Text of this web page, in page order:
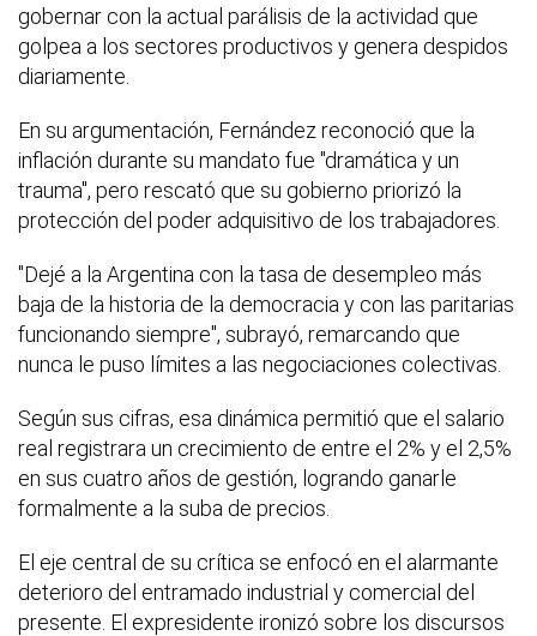
gobernar con la actual parálisis de la actividad que
golpea a los sectores productivos y genera despidos
diariamente.
En su argumentación, Fernández reconoció que la
inflación durante su mandato fue "dramática y un
trauma", pero rescató que su gobierno priorizó la
protección del poder adquisitivo de los trabajadores.
"Dejé a la Argentina con la tasa de desempleo más
baja de la historia de la democracia y con las paritarias
funcionando siempre", subrayó, remarcando que
nunca le puso límites a las negociaciones colectivas.
Según sus cifras, esa dinámica permitió que el salario
real registrara un crecimiento de entre el 2% y el 2,5%
en sus cuatro años de gestión, logrando ganarle
formalmente a la suba de precios.
El eje central de su crítica se enfocó en el alarmante
deterioro del entramado industrial y comercial del
presente. El expresidente ironizó sobre los discursos